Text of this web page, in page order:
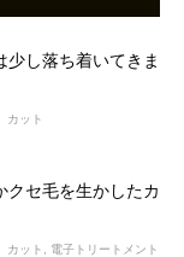
少し落ち着いてきま
カット
クセ毛を生かしたカ
カット 電子トリートメント